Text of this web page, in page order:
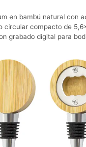
en bambú natural con
circular compacto de
grabado digital para